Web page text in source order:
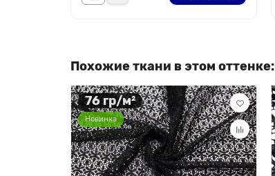
Похожие ткани в этом оттенке:
76 гр/м²
Новинка